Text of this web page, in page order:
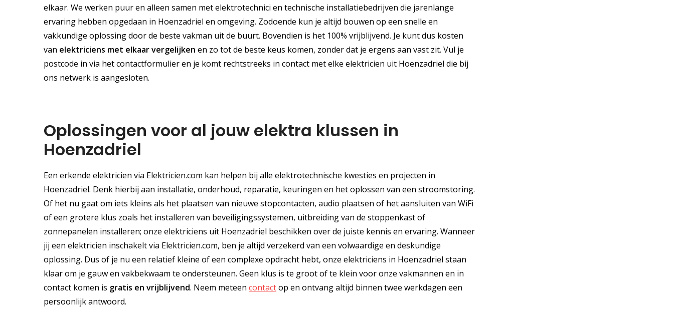
elkaar. We werken puur en alleen samen met elektrotechnici en technische installatiebedrijven die jarenlange
ervaring hebben opgedaan in Hoenzadriel en omgeving. Zodoende kun je altijd bouwen op een snelle en
vakkundige oplossing door de beste vakman uit de buurt. Bovendien is het 100% vrijblijvend. Je kunt dus kosten
van elektriciens met elkaar vergelijken en zo tot de beste keus komen, zonder dat je ergens aan vast zit. Vul je
postcode in via het contactformulier en je komt rechtstreeks in contact met elke elektricien uit Hoenzadriel die bij
ons netwerk is aangesloten.
Oplossingen voor al jouw elektra klussen in
Hoenzadriel
Een erkende elektricien via Elektricien.com kan helpen bij alle elektrotechnische kwesties en projecten in
Hoenzadriel. Denk hierbij aan installatie, onderhoud, reparatie, keuringen en het oplossen van een stroomstoring.
Of het nu gaat om iets kleins als het plaatsen van nieuwe stopcontacten, audio plaatsen of het aansluiten van WiFi
of een grotere klus zoals het installeren van beveiligingssystemen, uitbreiding van de stoppenkast of
zonnepanelen installeren; onze elektriciens uit Hoenzadriel beschikken over de juiste kennis en ervaring. Wanneer
jij een elektricien inschakelt via Elektricien.com, ben je altijd verzekerd van een volwaardige en deskundige
oplossing. Dus of je nu een relatief kleine of een complexe opdracht hebt, onze elektriciens in Hoenzadriel staan
klaar om je gauw en vakbekwaam te ondersteunen. Geen klus is te groot of te klein voor onze vakmannen en in
contact komen is gratis en vrijblijvend. Neem meteen contactop en ontvang altijd binnen twee werkdagen een
persoonlijk antwoord.